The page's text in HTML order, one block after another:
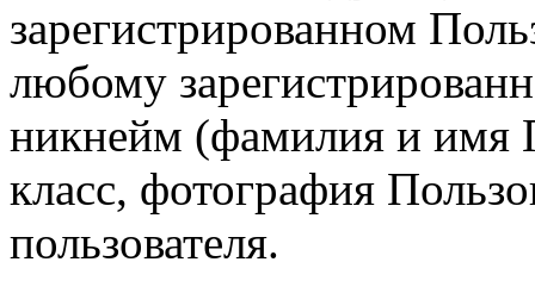
зарегистрированном
любому
никнейм (фамилия и имя
класс, фотография
пользователя.